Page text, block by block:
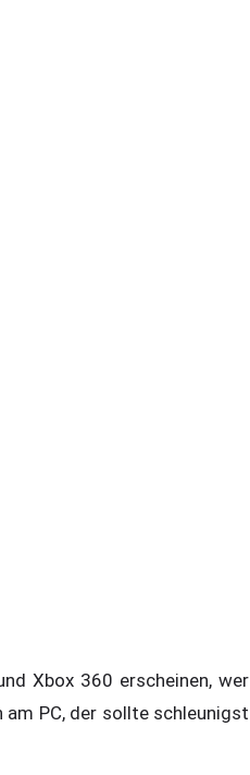
Xbox 360 erscheinen, wer
am PC, der sollte schleunigst